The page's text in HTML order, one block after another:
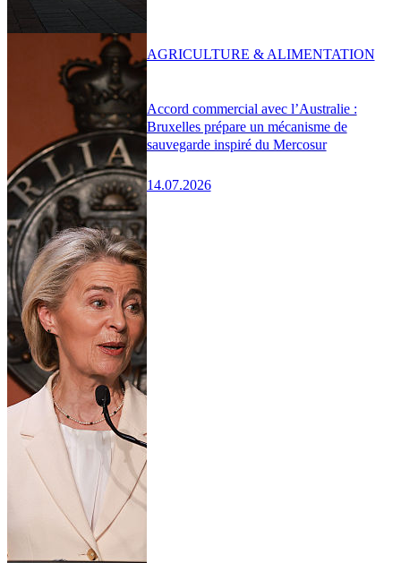
Accord commercial avec l’Australie :
Bruxelles prépare un mécanisme de
sauvegarde inspiré du Mercosur
14.07.2026
AGRICULTURE & ALIMENTATION